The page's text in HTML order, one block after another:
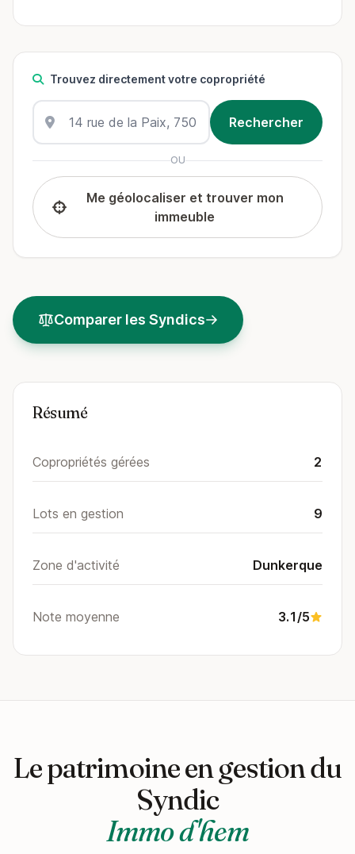
Trouvez directement votre copropriété
OU
Me géolocaliser et trouver mon
immeuble
Comparer les Syndics
Résumé
Copropriétés gérées 2
Lots en gestion 9
Zone d'activité Dunkerque
Note moyenne 3.1/5
Le patrimoine en gestion du
Syndic
Immo d'hem